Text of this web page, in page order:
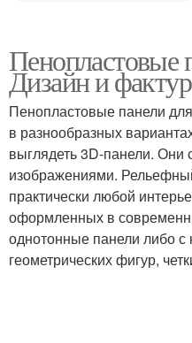
Декоративные панели
Пенопластовые
Дизайн и
Пенопластовые панели
в разнообразных
выглядеть 3D-панели.
изображениями.
практически любой
оформленных в
однотонные панели либо
геометрических фигур,